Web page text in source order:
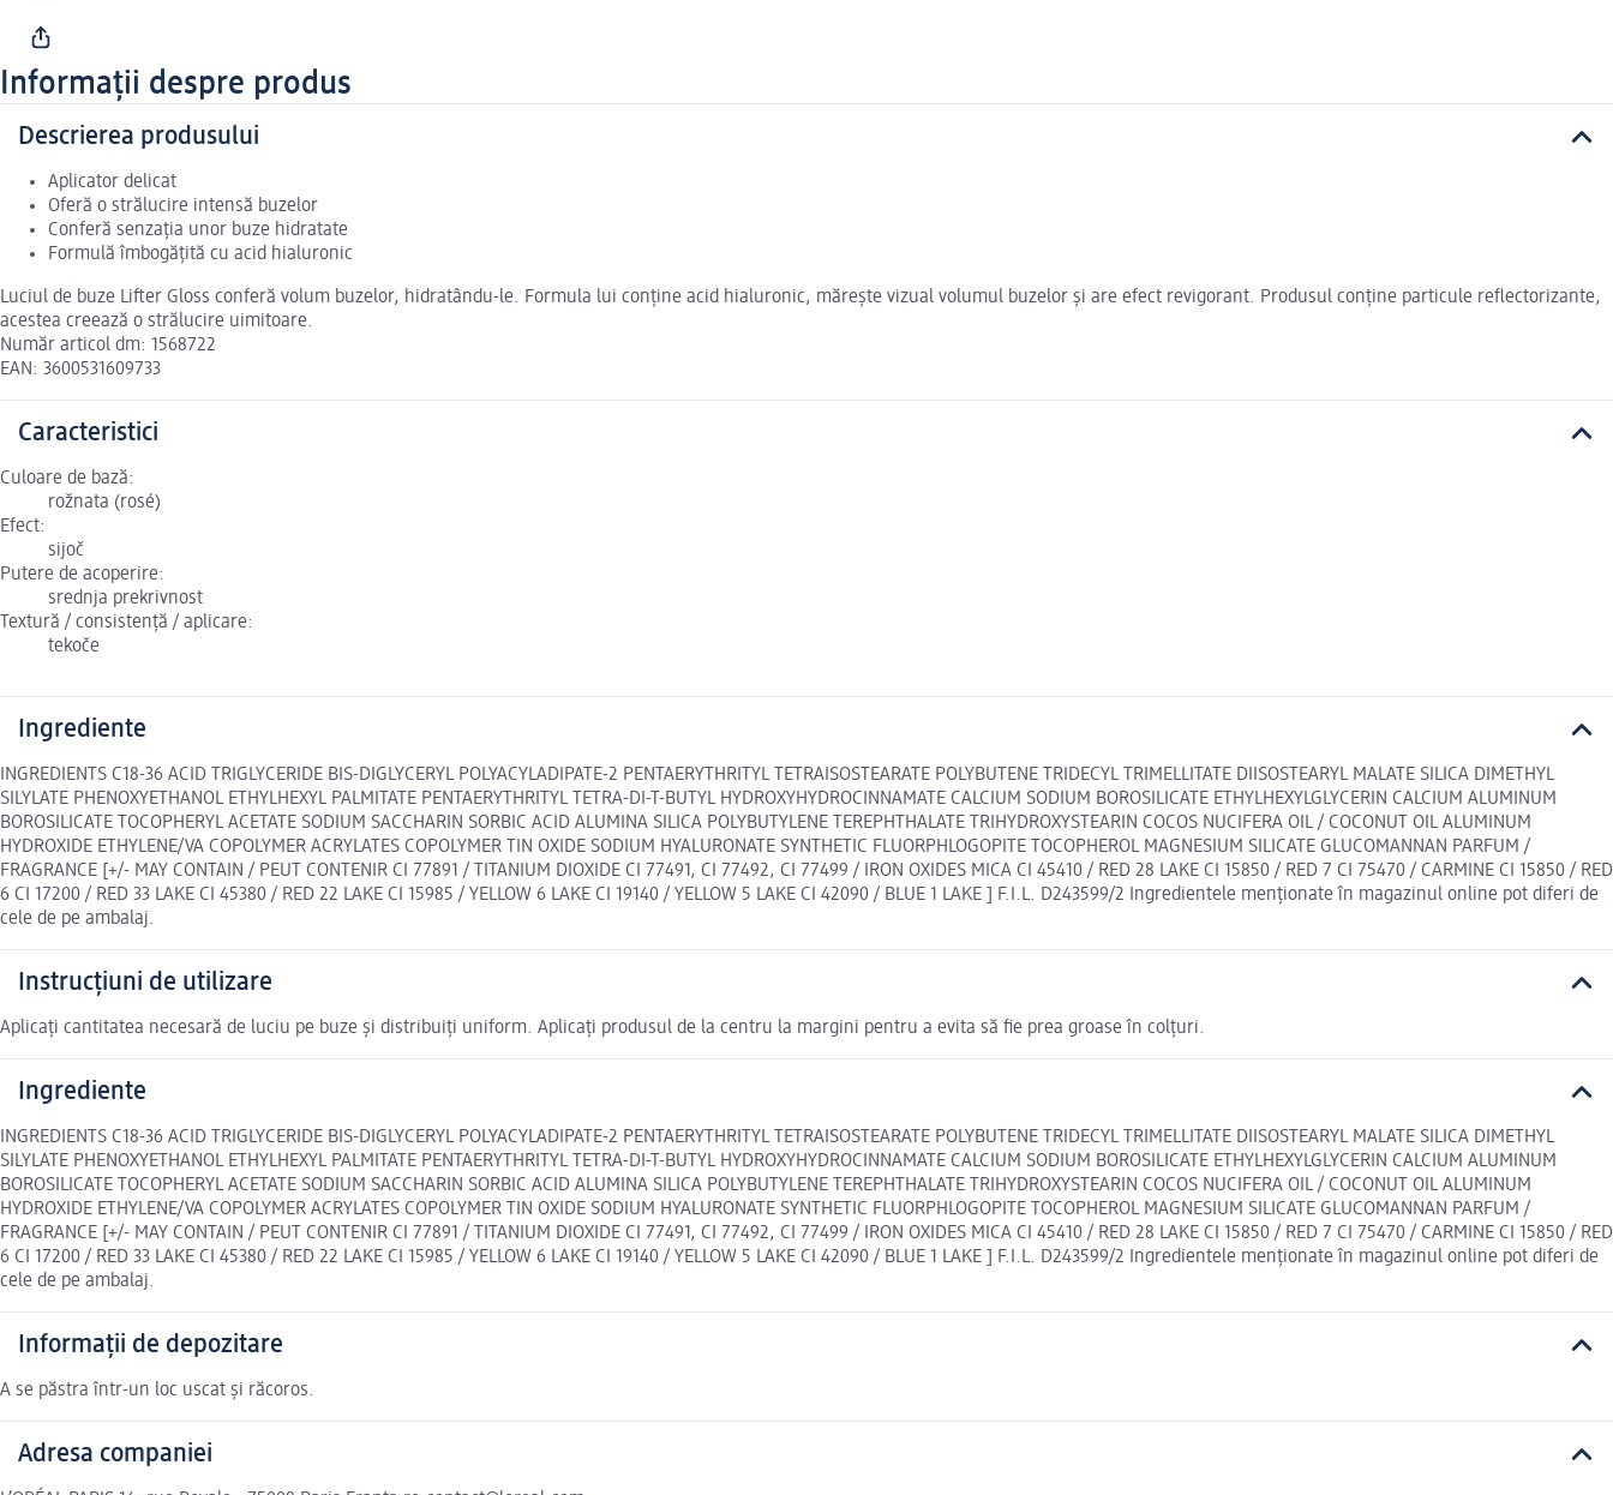
Informații despre produs
Descrierea produsului
Aplicator delicat
Oferă o strălucire intensă buzelor
Conferă senzația unor buze hidratate
Formulă îmbogățită cu acid hialuronic
Luciul de buze Lifter Gloss conferă volum buzelor, hidratându-le. Formula lui conține acid hialuronic, mărește vizual volumul buzelor și are efect revigorant. Produsul conține particule reflectorizante,
acestea creează o strălucire uimitoare.
Număr articol dm: 1568722
EAN: 3600531609733
Caracteristici
Culoare de bază:
rožnata (rosé)
Efect:
sijoč
Putere de acoperire:
srednja prekrivnost
Textură / consistență / aplicare:
tekoče
Ingrediente
INGREDIENTS C18-36 ACID TRIGLYCERIDE BIS-DIGLYCERYL POLYACYLADIPATE-2 PENTAERYTHRITYL TETRAISOSTEARATE POLYBUTENE TRIDECYL TRIMELLITATE DIISOSTEARYL MALATE SILICA DIMETHYL
SILYLATE PHENOXYETHANOL ETHYLHEXYL PALMITATE PENTAERYTHRITYL TETRA-DI-T-BUTYL HYDROXYHYDROCINNAMATE CALCIUM SODIUM BOROSILICATE ETHYLHEXYLGLYCERIN CALCIUM ALUMINUM
BOROSILICATE TOCOPHERYL ACETATE SODIUM SACCHARIN SORBIC ACID ALUMINA SILICA POLYBUTYLENE TEREPHTHALATE TRIHYDROXYSTEARIN COCOS NUCIFERA OIL / COCONUT OIL ALUMINUM
HYDROXIDE ETHYLENE/VA COPOLYMER ACRYLATES COPOLYMER TIN OXIDE SODIUM HYALURONATE SYNTHETIC FLUORPHLOGOPITE TOCOPHEROL MAGNESIUM SILICATE GLUCOMANNAN PARFUM /
FRAGRANCE [+/- MAY CONTAIN / PEUT CONTENIR CI 77891 / TITANIUM DIOXIDE CI 77491, CI 77492, CI 77499 / IRON OXIDES MICA CI 45410 / RED 28 LAKE CI 15850 / RED 7 CI 75470 / CARMINE CI 15850 / RED
6 CI 17200 / RED 33 LAKE CI 45380 / RED 22 LAKE CI 15985 / YELLOW 6 LAKE CI 19140 / YELLOW 5 LAKE CI 42090 / BLUE 1 LAKE ] F.I.L. D243599/2 Ingredientele menționate în magazinul online pot diferi de
cele de pe ambalaj.
Instrucțiuni de utilizare
Aplicați cantitatea necesară de luciu pe buze și distribuiți uniform. Aplicați produsul de la centru la margini pentru a evita să fie prea groase în colțuri.
Ingrediente
INGREDIENTS C18-36 ACID TRIGLYCERIDE BIS-DIGLYCERYL POLYACYLADIPATE-2 PENTAERYTHRITYL TETRAISOSTEARATE POLYBUTENE TRIDECYL TRIMELLITATE DIISOSTEARYL MALATE SILICA DIMETHYL
SILYLATE PHENOXYETHANOL ETHYLHEXYL PALMITATE PENTAERYTHRITYL TETRA-DI-T-BUTYL HYDROXYHYDROCINNAMATE CALCIUM SODIUM BOROSILICATE ETHYLHEXYLGLYCERIN CALCIUM ALUMINUM
BOROSILICATE TOCOPHERYL ACETATE SODIUM SACCHARIN SORBIC ACID ALUMINA SILICA POLYBUTYLENE TEREPHTHALATE TRIHYDROXYSTEARIN COCOS NUCIFERA OIL / COCONUT OIL ALUMINUM
HYDROXIDE ETHYLENE/VA COPOLYMER ACRYLATES COPOLYMER TIN OXIDE SODIUM HYALURONATE SYNTHETIC FLUORPHLOGOPITE TOCOPHEROL MAGNESIUM SILICATE GLUCOMANNAN PARFUM /
FRAGRANCE [+/- MAY CONTAIN / PEUT CONTENIR CI 77891 / TITANIUM DIOXIDE CI 77491, CI 77492, CI 77499 / IRON OXIDES MICA CI 45410 / RED 28 LAKE CI 15850 / RED 7 CI 75470 / CARMINE CI 15850 / RED
6 CI 17200 / RED 33 LAKE CI 45380 / RED 22 LAKE CI 15985 / YELLOW 6 LAKE CI 19140 / YELLOW 5 LAKE CI 42090 / BLUE 1 LAKE ] F.I.L. D243599/2 Ingredientele menționate în magazinul online pot diferi de
cele de pe ambalaj.
Informații de depozitare
A se păstra într-un loc uscat și răcoros.
Adresa companiei